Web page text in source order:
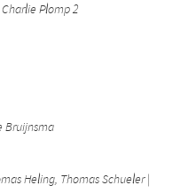
Plomp 2
Bruijnsma
Heling, Thomas Schueler |